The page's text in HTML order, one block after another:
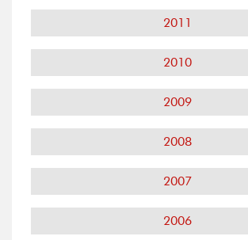
2011
2010
2009
2008
2007
2006